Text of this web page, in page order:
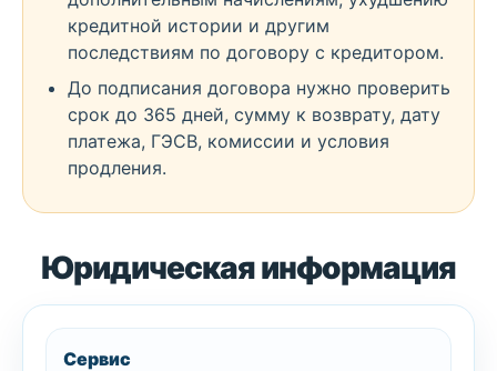
кредитной истории и другим
последствиям по договору с кредитором.
До подписания договора нужно проверить
срок до 365 дней, сумму к возврату, дату
платежа, ГЭСВ, комиссии и условия
продления.
Юридическая информация
Сервис